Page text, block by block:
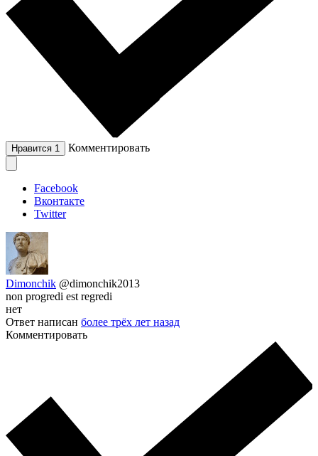
Нравится 1 Комментировать
Facebook
Вконтакте
Twitter
Dimonchik @dimonchik2013
non progredi est regredi
нет
Ответ написан более трёх лет назад
Комментировать